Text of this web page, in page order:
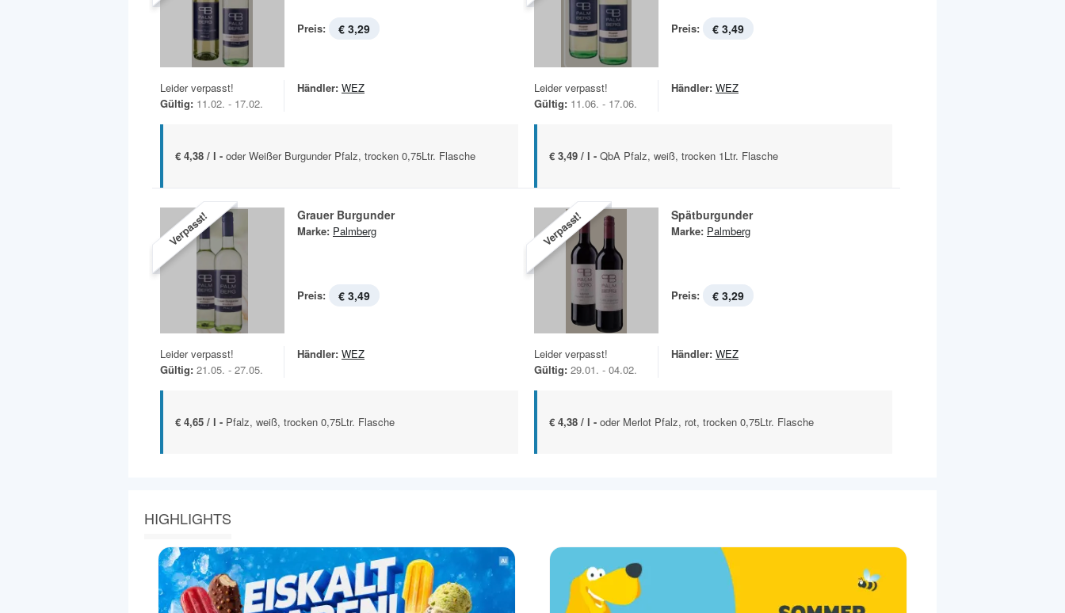
Preis: € 3,29
Leider verpasst!
Gültig: 11.02. - 17.02.
Händler: WEZ
€ 4,38 / l - oder Weißer Burgunder Pfalz, trocken 0,75Ltr. Flasche
Preis: € 3,49
Leider verpasst!
Gültig: 11.06. - 17.06.
Händler: WEZ
€ 3,49 / l - QbA Pfalz, weiß, trocken 1Ltr. Flasche
Verpasst! Grauer Burgunder
Marke: Palmberg
Preis: € 3,49
Leider verpasst!
Gültig: 21.05. - 27.05.
Händler: WEZ
€ 4,65 / l - Pfalz, weiß, trocken 0,75Ltr. Flasche
Verpasst! Spätburgunder
Marke: Palmberg
Preis: € 3,29
Leider verpasst!
Gültig: 29.01. - 04.02.
Händler: WEZ
€ 4,38 / l - oder Merlot Pfalz, rot, trocken 0,75Ltr. Flasche
HIGHLIGHTS